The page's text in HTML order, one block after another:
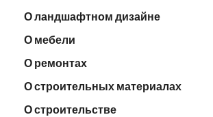
О ландшафтном дизайне
О мебели
О ремонтах
О строительных материалах
О строительстве